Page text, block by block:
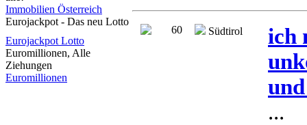
Immobilien Österreich
Eurojackpot - Das neu Lotto
Eurojackpot Lotto
Euromillionen, Alle
Ziehungen
Euromillionen
60 Südtirol
ich
...